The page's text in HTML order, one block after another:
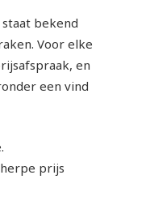
bekend
Voor elke
en
een vind
prijs